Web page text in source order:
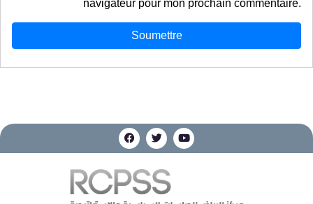
navigateur pour mon prochain commentaire.